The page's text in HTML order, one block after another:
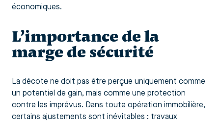
économiques.
L’importance de la
marge de sécurité
La décote ne doit pas être perçue uniquement comme
un potentiel de gain, mais comme une protection
contre les imprévus. Dans toute opération immobilière,
certains ajustements sont inévitables : travaux